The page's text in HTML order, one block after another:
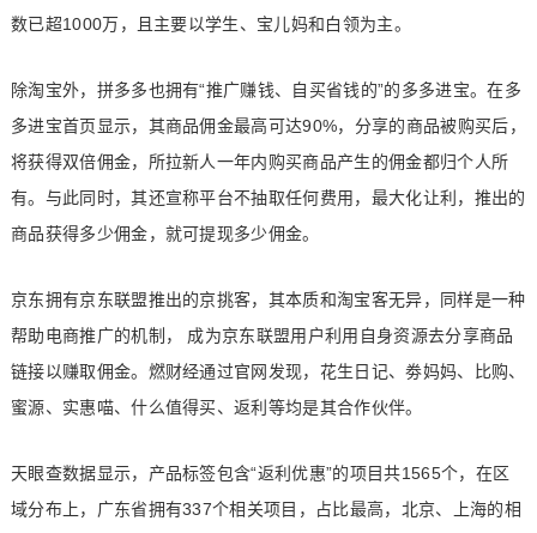
数已超1000万，且主要以学生、宝儿妈和白领为主。
除淘宝外，拼多多也拥有“推广赚钱、自买省钱的”的多多进宝。在多
多进宝首页显示，其商品佣金最高可达90%，分享的商品被购买后，
将获得双倍佣金，所拉新人一年内购买商品产生的佣金都归个人所
有。与此同时，其还宣称平台不抽取任何费用，最大化让利，推出的
商品获得多少佣金，就可提现多少佣金。
京东拥有京东联盟推出的京挑客，其本质和淘宝客无异，同样是一种
帮助电商推广的机制， 成为京东联盟用户利用自身资源去分享商品
链接以赚取佣金。燃财经通过官网发现，花生日记、劵妈妈、比购、
蜜源、实惠喵、什么值得买、返利等均是其合作伙伴。
天眼查数据显示，产品标签包含“返利优惠”的项目共1565个，在区
域分布上，广东省拥有337个相关项目，占比最高，北京、上海的相